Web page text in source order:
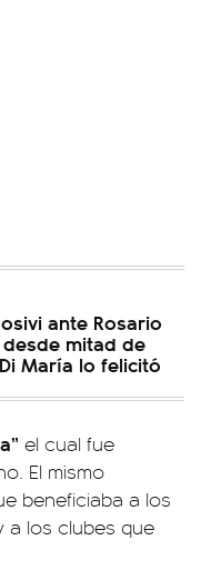
ante Rosario
mitad de
María lo felicitó
el cual fue
El mismo
beneficiaba a los
a los clubes que